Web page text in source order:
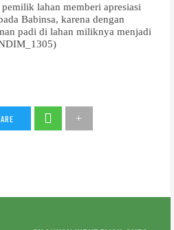
lahan memberi apresiasi
Babinsa, karena dengan
padi di lahan miliknya menjadi